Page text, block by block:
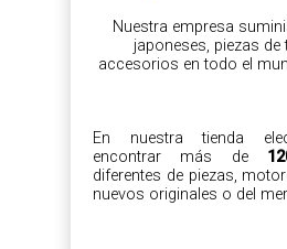
Nuestra empresa
japoneses, piezas
accesorios en todo el
En nuestra tienda
encontrar más de
diferentes de piezas,
nuevos originales o del